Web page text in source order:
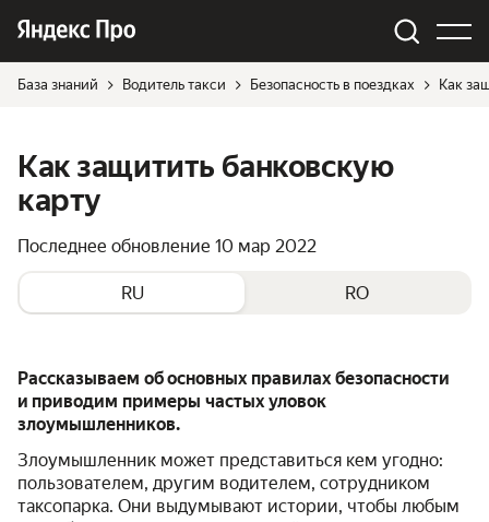
База знаний Водитель такси Безопасность в поездках Как
Как защитить банковскую
карту
Последнее обновление 10 мар 2022
RU RO
Рассказываем об основных правилах безопасности
и приводим примеры частых уловок
злоумышленников.
Злоумышленник может представиться кем угодно:
пользователем, другим водителем, сотрудником
таксопарка. Они выдумывают истории, чтобы любым